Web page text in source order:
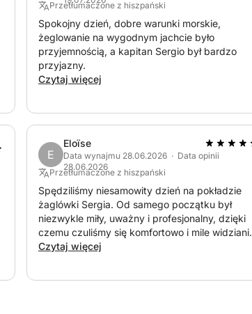
Przetłumaczone z hiszpański
Spokojny dzień, dobre warunki morskie,
żeglowanie na wygodnym jachcie było
przyjemnością, a kapitan Sergio był bardzo
przyjazny.
Czytaj więcej
E
Eloïse
Data wynajmu 28.06.2026 · Data opinii
28.06.2026
Przetłumaczone z hiszpański
Spędziliśmy niesamowity dzień na pokładzie
żaglówki Sergia. Od samego początku był
niezwykle miły, uważny i profesjonalny, dzięki
czemu czuliśmy się komfortowo i mile widziani.
Łódź była w idealnym stanie, bardzo czysta i
Czytaj więcej